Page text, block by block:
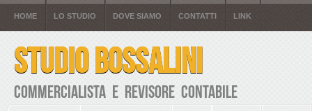
HOME LO STUDIO DOVE SIAMO CONTATTI LINK
STUDIO BOSSALINI
Commercialista e Revisore Contabile